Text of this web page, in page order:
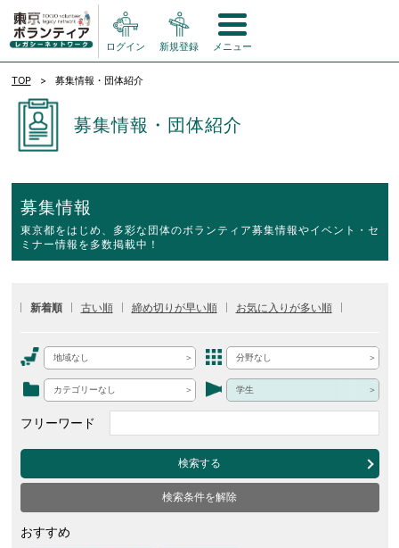
ログイン 新規登録 メニュー
TOP 募集情報・団体紹介
募集情報・団体紹介
募集情報
東京都をはじめ、多彩な団体のボランティア募集情報やイベント・セ
ミナー情報を多数掲載中！
新着順 古い順 締め切りが早い順 お気に入りが多い順
地域なし 分野なし
カテゴリーなし 学生
フリーワード
検索する
検索条件を解除
おすすめ